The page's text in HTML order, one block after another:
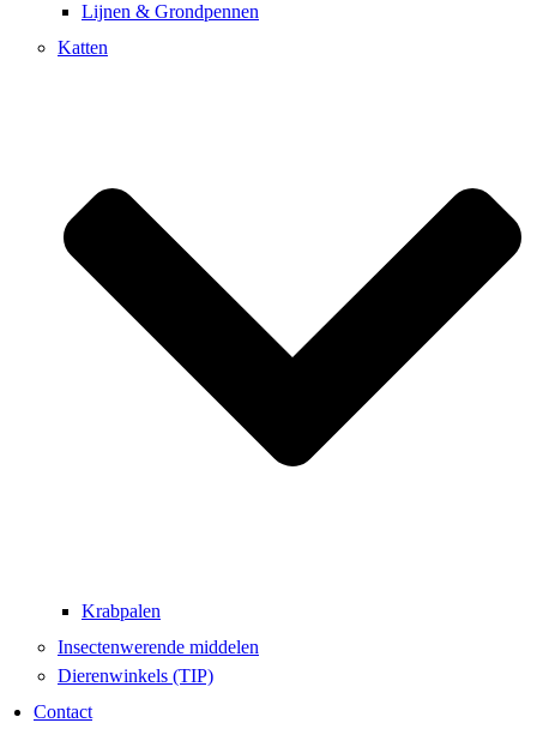
Lijnen & Grondpennen
Katten
Krabpalen
Insectenwerende middelen
Dierenwinkels (TIP)
Contact